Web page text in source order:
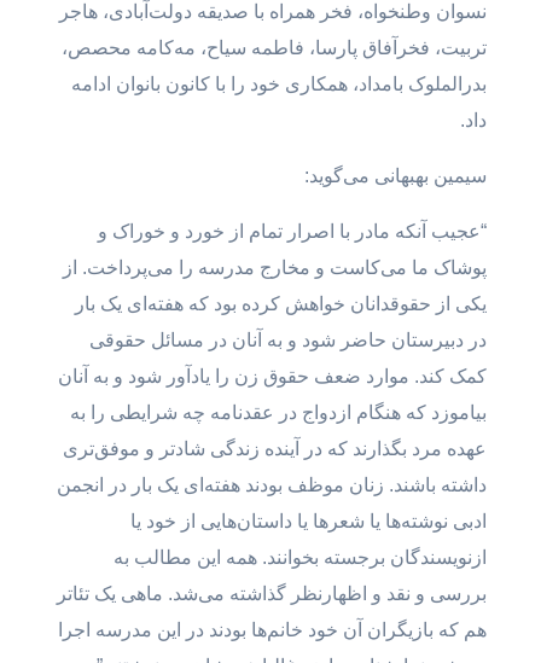
نسوان وطنخواه، فخر همراه با صدیقه دولت‌آبادی، هاجر
تربیت، فخرآفاق پارسا، فاطمه سیاح، مه‌کامه محصص،
بدرالملوک بامداد، همکاری خود را با کانون بانوان ادامه
داد.
سیمین بهبهانی می‌گوید:
“عجیب آنکه مادر با اصرار تمام از خورد و خوراک و
پوشاک ما می‌کاست و مخارج مدرسه را می‌پرداخت. از
یکی از حقوقدانان خواهش کرده بود که هفته‌ای یک بار
در دبیرستان حاضر شود و به آنان در مسائل حقوقی
کمک کند. موارد ضعف حقوق زن را یادآور شود و به آنان
بیاموزد که هنگام ازدواج در عقدنامه چه شرایطی را به
عهده مرد بگذارند که در آینده زندگی شاد‌تر و موفق‌تری
داشته باشند. زنان موظف بودند هفته‌ای یک بار در انجمن
ادبی نوشته‌ها یا شعر‌ها یا داستان‌هایی از خود یا
ازنویسندگان برجسته بخوانند. همه این مطالب به
بررسی و نقد و اظهارنظر گذاشته می‌شد. ماهی یک تئاتر
هم که بازیگران آن خود خانم‌ها بودند در این مدرسه اجرا